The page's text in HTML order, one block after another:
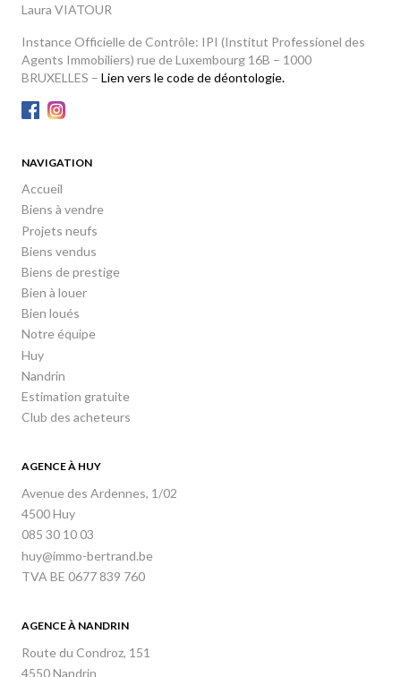
Laura VIATOUR
Instance Officielle de Contrôle: IPI (Institut Professionel des
Agents Immobiliers) rue de Luxembourg 16B – 1000
BRUXELLES – Lien vers le code de déontologie.
NAVIGATION
Accueil
Biens à vendre
Projets neufs
Biens vendus
Biens de prestige
Bien à louer
Bien loués
Notre équipe
Huy
Nandrin
Estimation gratuite
Club des acheteurs
AGENCE À HUY
Avenue des Ardennes, 1/02
4500 Huy
085 30 10 03
huy@immo-bertrand.be
TVA BE 0677 839 760
AGENCE À NANDRIN
Route du Condroz, 151
4550 Nandrin